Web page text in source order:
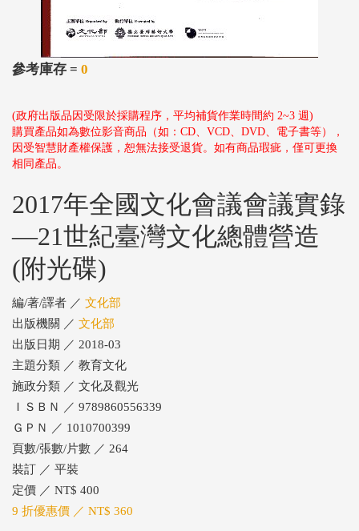
參考庫存 = 0
(政府出版品因受限於採購程序，平均補貨作業時間約 2~3 週)
購買產品如為數位影音商品（如：CD、VCD、DVD、電子書等），
因受智慧財產權保護，恕無法接受退貨。如有商品瑕疵，僅可更換
相同產品。
2017年全國文化會議會議實錄
—21世紀臺灣文化總體營造
(附光碟)
編/著/譯者 ／ 文化部
出版機關 ／ 文化部
出版日期 ／ 2018-03
主題分類 ／ 教育文化
施政分類 ／ 文化及觀光
ＩＳＢＮ ／ 9789860556339
ＧＰＮ ／ 1010700399
頁數/張數/片數 ／ 264
裝訂 ／ 平裝
定價 ／ NT$ 400
9 折優惠價 ／ NT$ 360